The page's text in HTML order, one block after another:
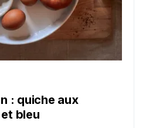
: quiche aux
bleu